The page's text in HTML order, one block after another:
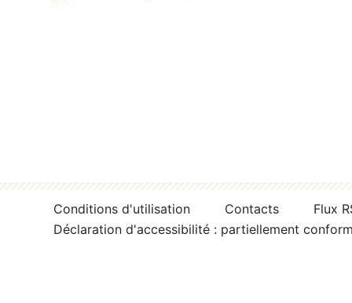
Conditions d'utilisation Contacts
Flux
Déclaration d'accessibilité : partiellement